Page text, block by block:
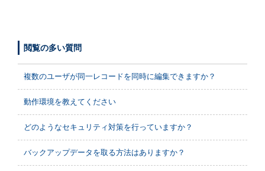
閲覧の多い質問
複数のユーザが同一レコードを同時に編集できますか？
動作環境を教えてください
どのようなセキュリティ対策を行っていますか？
バックアップデータを取る方法はありますか？